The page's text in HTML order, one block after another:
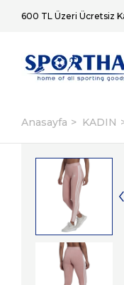
600 TL Üzeri Ücretsiz
Anasayfa KADIN